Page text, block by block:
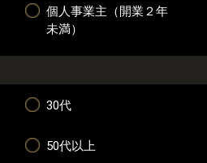
個人事業主（開業２年
未満）
30代
50代以上